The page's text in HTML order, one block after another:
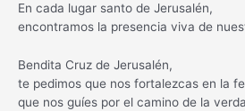
En cada lugar santo de Jerusalén,
encontramos la presencia viva de
Bendita Cruz de Jerusalén,
te pedimos que nos fortalezcas en la
que nos guíes por el camino de la